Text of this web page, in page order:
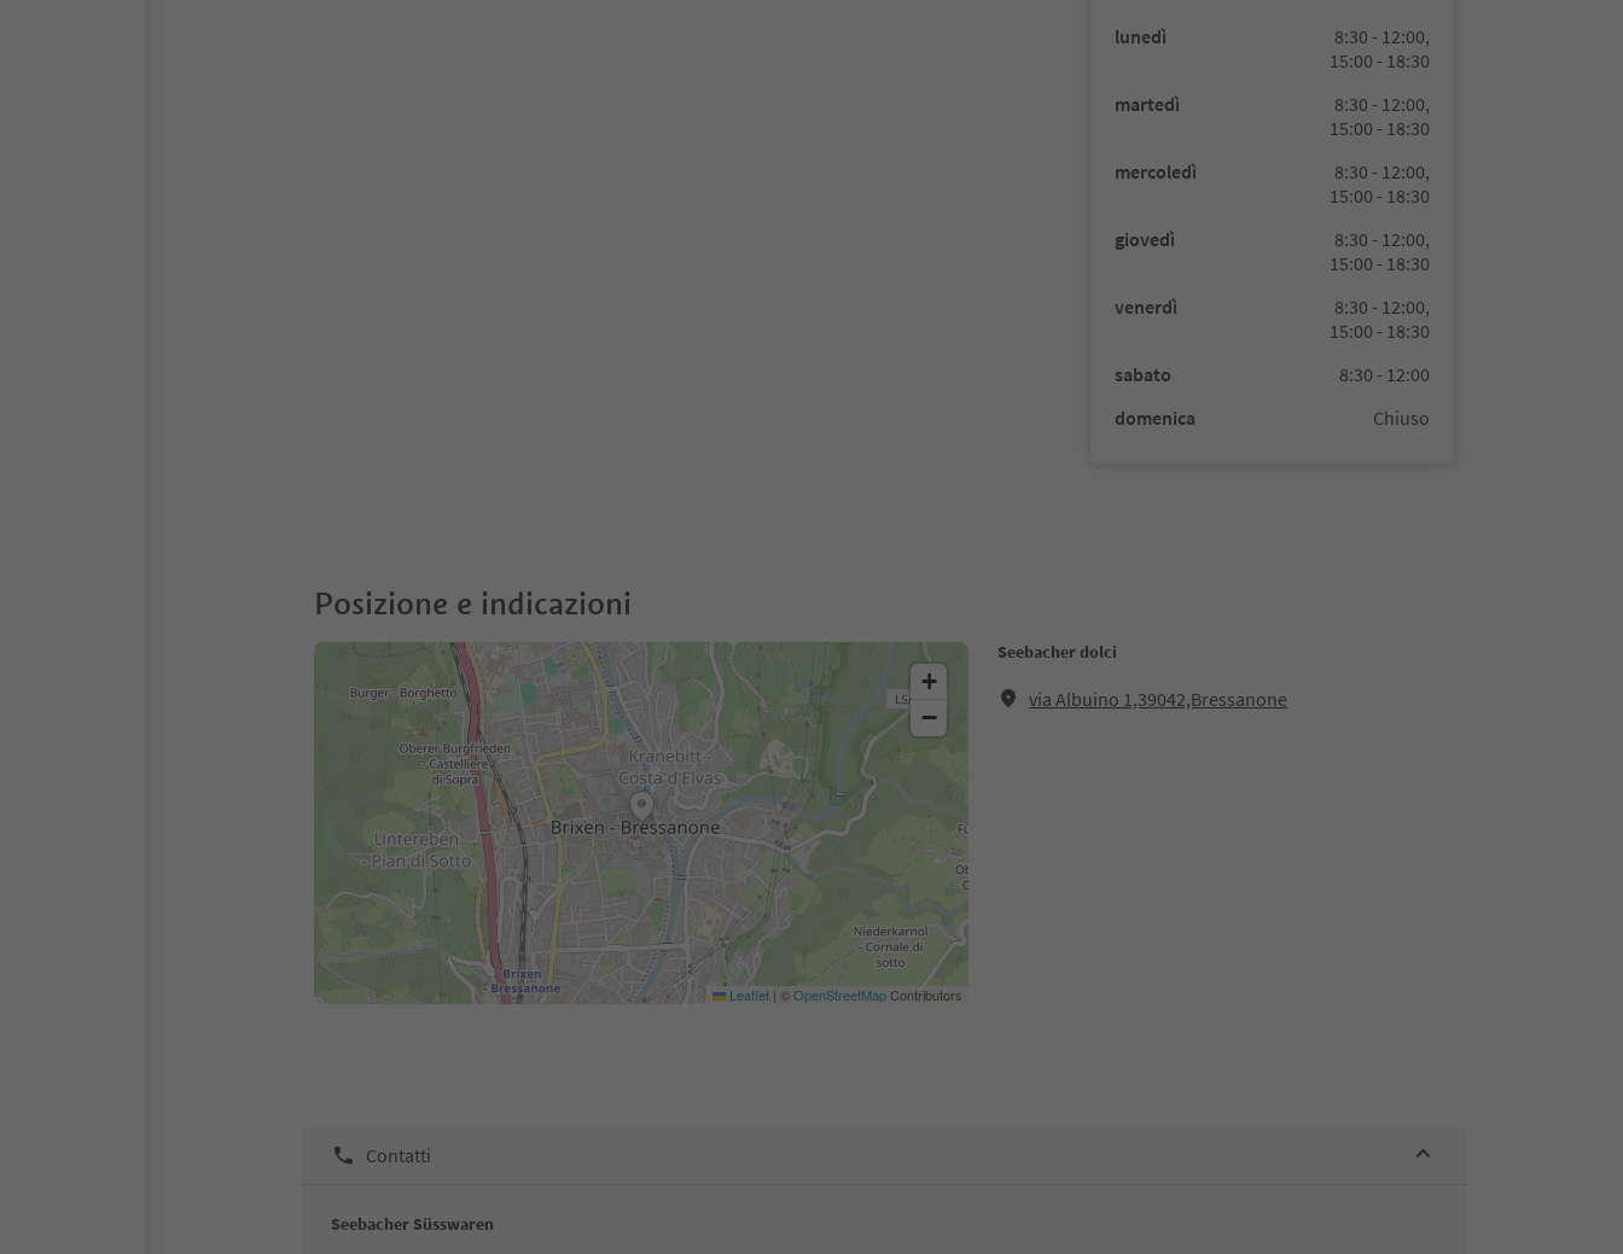
lunedì
8:30 - 12:00,
15:00 - 18:30
martedì
8:30 - 12:00,
15:00 - 18:30
mercoledì
8:30 - 12:00,
15:00 - 18:30
giovedì
8:30 - 12:00,
15:00 - 18:30
venerdì
8:30 - 12:00,
15:00 - 18:30
sabato
8:30 - 12:00
domenica
Chiuso
Posizione e indicazioni
Seebacher dolci
via Albuino 1,39042,Bressanone
+
−
Leaflet | ©OpenStreetMapContributors
Contatti
Seebacher Süsswaren